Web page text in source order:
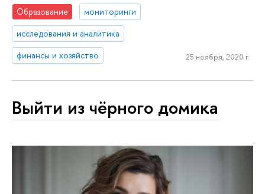
Образование
мониторинги
исследования и аналитика
финансы и хозяйство
25 ноября, 2020 г.
Выйти из чёрного домика